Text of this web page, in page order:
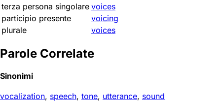
terza persona singolare voices
participio presente
voicing
plurale
voices
Parole Correlate
Sinonimi
vocalization, speech, tone, utterance, sound